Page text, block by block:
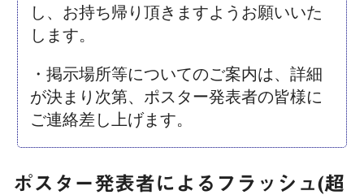
し、お持ち帰り頂きますようお願いいた
します。
・掲示場所等についてのご案内は、詳細
が決まり次第、ポスター発表者の皆様に
ご連絡差し上げます。
ポスター発表者によるフラッシュ(超